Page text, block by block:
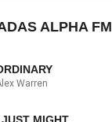
ALPHA FM
Warren